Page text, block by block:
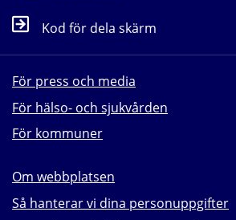
Kod för dela skärm
För press och media
För hälso- och sjukvården
För kommuner
Om webbplatsen
Så hanterar vi dina personuppgifter